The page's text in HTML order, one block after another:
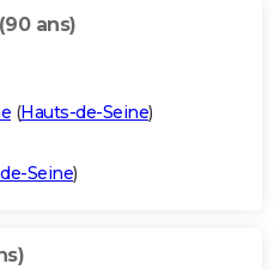
(90 ans)
(Hauts-de-Seine)
Seine)